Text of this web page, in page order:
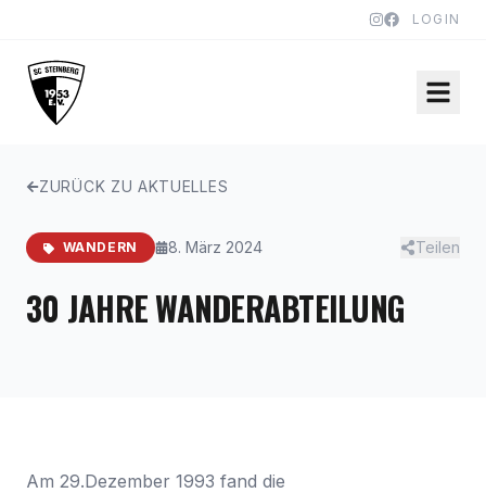
LOGIN
ZURÜCK ZU AKTUELLES
WANDERN 8. März 2024 Teilen
30 JAHRE WANDERABTEILUNG
Am 29.Dezember 1993 fand die